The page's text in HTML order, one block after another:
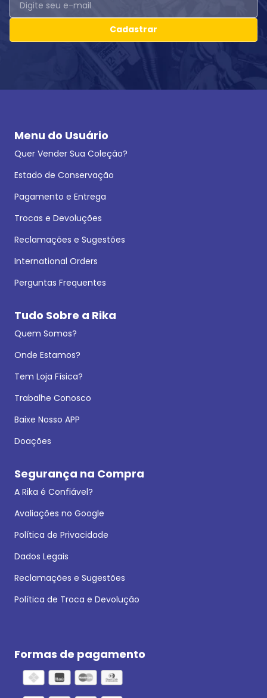
Cadastrar
Menu do Usuário
Quer Vender Sua Coleção?
Estado de Conservação
Pagamento e Entrega
Trocas e Devoluções
Reclamações e Sugestões
International Orders
Perguntas Frequentes
Tudo Sobre a Rika
Quem Somos?
Onde Estamos?
Tem Loja Física?
Trabalhe Conosco
Baixe Nosso APP
Doações
Segurança na Compra
A Rika é Confiável?
Avaliações no Google
Política de Privacidade
Dados Legais
Reclamações e Sugestões
Política de Troca e Devolução
Formas de pagamento